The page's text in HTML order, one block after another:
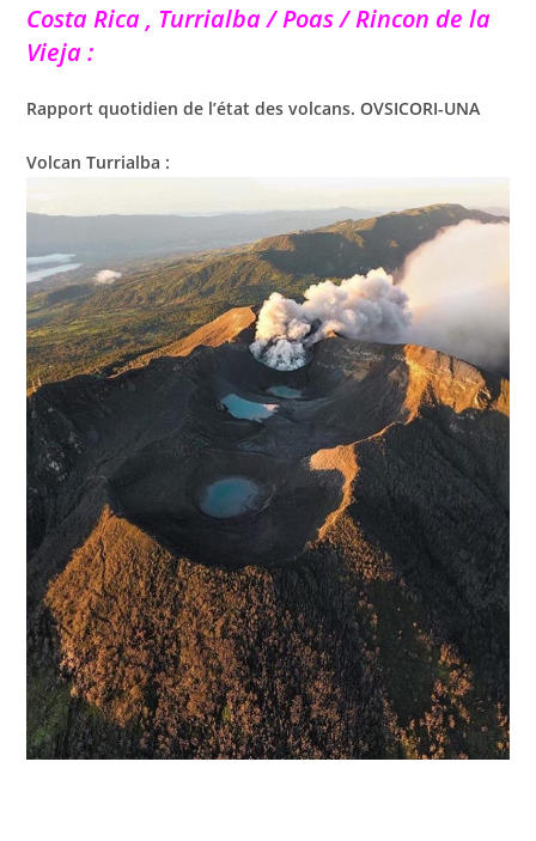
Costa Rica , Turrialba / Poas / Rincon de la
Vieja :
Rapport quotidien de l’état des volcans. OVSICORI-UNA
Volcan Turrialba :